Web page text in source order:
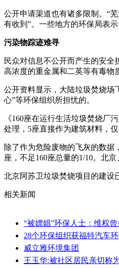
公开申请渠道也有诸多限制。“
有收到”。一些地方的环保局表
污染物踪迹难寻
民众对信息不公开而产生的安全
高浓度的重金属和二英等有毒物
公开资料显示，大陆垃圾焚烧场
心”等环保组织所担忧的。
《160座在运行生活垃圾焚烧厂
处理，5座直接作为建筑材料，
除了作为危险废物的飞灰的数
座，不足160座总量的1/10。北
北京阿苏卫垃圾焚烧项目的建设
相关新闻
“被嫖娼”环保人士：维权曾
28个环保组织获福特汽车
威立雅环境集团
王玉华:被社区居民亲切称